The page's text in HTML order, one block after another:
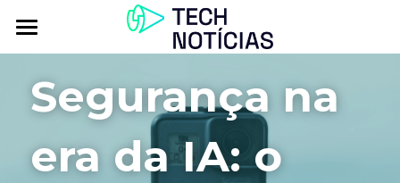
Atualidade
Explorar
Segurança na
era da IA: o